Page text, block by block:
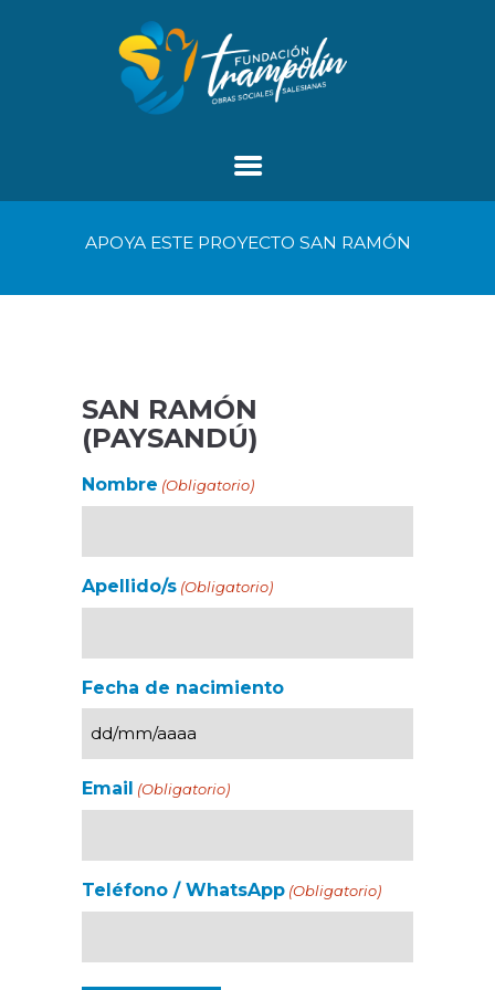
APOYA ESTE PROYECTO SAN RAMÓN
SAN RAMÓN
(PAYSANDÚ)
Nombre (Obligatorio)
Apellido/s (Obligatorio)
Fecha de nacimiento
Email (Obligatorio)
Teléfono / WhatsApp (Obligatorio)